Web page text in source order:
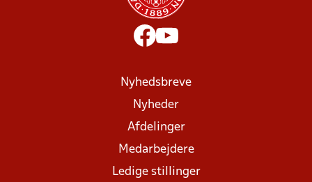
Nyhedsbreve
Nyheder
Afdelinger
Medarbejdere
Ledige stillinger